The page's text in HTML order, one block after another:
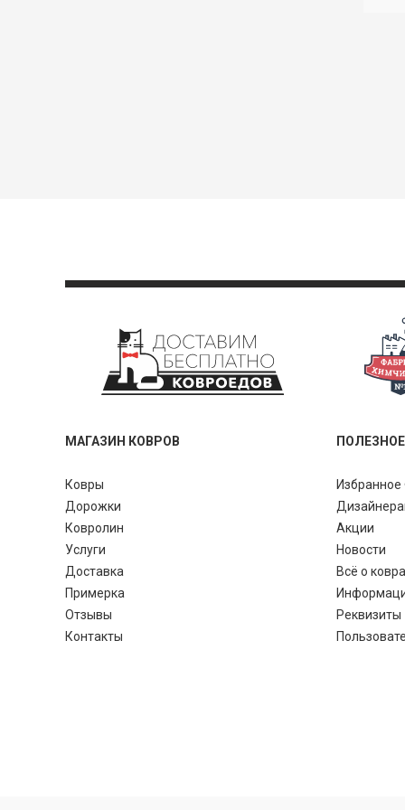
МАГАЗИН КОВРОВ
Ковры
Дорожки
Ковролин
Услуги
Доставка
Примерка
Отзывы
Контакты
ПОЛЕЗНОЕ
Акции
Новости
Всё о
Реквизиты